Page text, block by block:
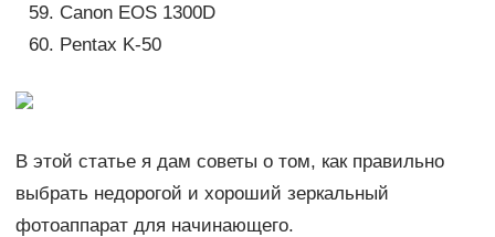
Canon EOS 1300D
Pentax K-50
В этой статье я дам советы о том, как правильно
выбрать недорогой и хороший зеркальный
фотоаппарат для начинающего.